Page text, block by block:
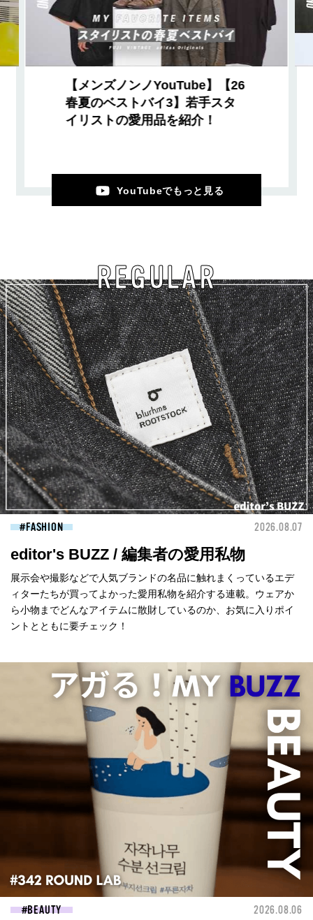
【メンズノンノYouTube】【26
春夏のベストバイ3】若手スタ
イリストの愛用品を紹介！
YouTubeでもっと見る
REGULAR
FASHION 2026.08.07
editor's BUZZ / 編集者の愛用私物
展示会や撮影などで人気ブランドの名品に触れまくっているエデ
ィターたちが買ってよかった愛用私物を紹介する連載。ウェアか
ら小物までどんなアイテムに散財しているのか、お気に入りポイ
ントとともに要チェック！
BEAUTY 2026.08.06